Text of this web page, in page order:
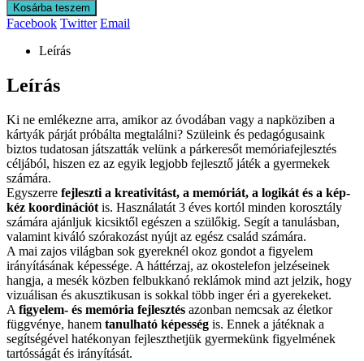
Kosárba teszem
Facebook Twitter Email
Leírás
Leírás
Ki ne emlékezne arra, amikor az óvodában vagy a napköziben a
kártyák párját próbálta megtalálni? Szüleink és pedagógusaink
biztos tudatosan játszatták velünk a párkeresőt memóriafejlesztés
céljából, hiszen ez az egyik legjobb fejlesztő játék a gyermekek
számára.
Egyszerre fejleszti a kreativitást, a memóriát, a logikát és a kép-
kéz koordinációt is. Használatát 3 éves kortól minden korosztály
számára ajánljuk kicsiktől egészen a szülőkig. Segít a tanulásban,
valamint kiváló szórakozást nyújt az egész család számára.
A mai zajos világban sok gyereknél okoz gondot a figyelem
irányításának képessége. A háttérzaj, az okostelefon jelzéseinek
hangja, a mesék közben felbukkanó reklámok mind azt jelzik, hogy
vizuálisan és akusztikusan is sokkal több inger éri a gyerekeket.
A figyelem- és memória fejlesztés azonban nemcsak az életkor
függvénye, hanem tanulható képesség is. Ennek a játéknak a
segítségével hatékonyan fejleszthetjük gyermekünk figyelmének
tartósságát és irányítását.